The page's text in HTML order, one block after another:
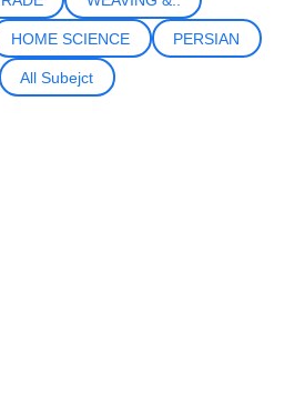
HOME SCIENCE PERSIAN
All Subejct